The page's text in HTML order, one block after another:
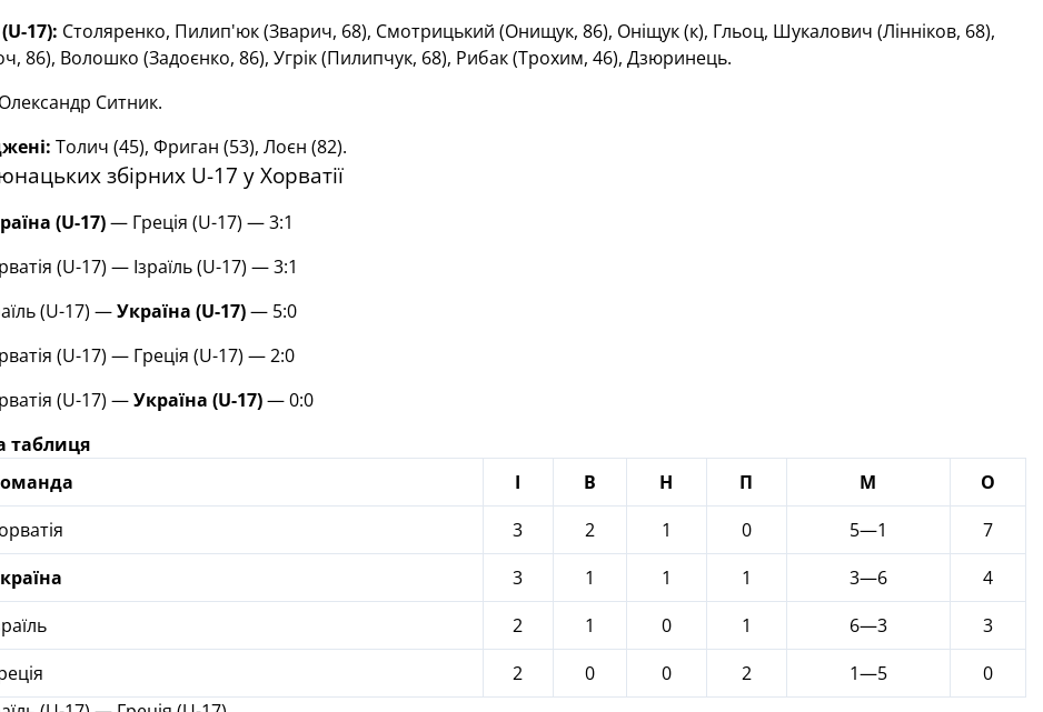
17): Столяренко, Пилип'юк (Зварич, 68), Смотрицький (Онищук, 86), Оніщук (к), Гльоц, Шукалович (Лінніков, 68),
86), Волошко (Задоєнко, 86), Угрік (Пилипчук, 68), Рибак (Трохим, 46), Дзюринець.
Олександр Ситник.
Толич (45), Фриган (53), Лоєн (82).
збірних U-17 у Хорватії
(U-17)— Греція (U-17) — 3:1
(U-17) — Ізраїль (U-17) — 3:1
(U-17) —Україна (U-17)— 5:0
(U-17) — Греція (U-17) — 2:0
(U-17) —Україна (U-17)— 0:0
таблиця
І В Н П М
О
3 2 1 0 5—1
7
3 1 1 1 3—6
4
2 1 0 1 6—3
3
2 0 0 2 1—5
0